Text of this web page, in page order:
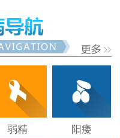
弱精 阳痿